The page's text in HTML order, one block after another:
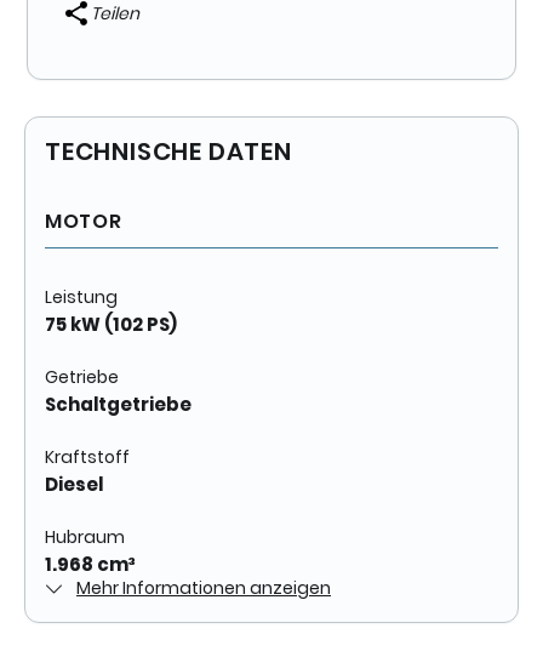
Teilen
TECHNISCHE DATEN
MOTOR
Leistung
75 kW (102 PS)
Getriebe
Schaltgetriebe
Kraftstoff
Diesel
Hubraum
1.968 cm³
Antriebsart
Mehr Informationen anzeigen